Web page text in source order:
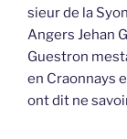
sieur de la
Angers Jehan
Guestron
en Craonnays
ont dit ne